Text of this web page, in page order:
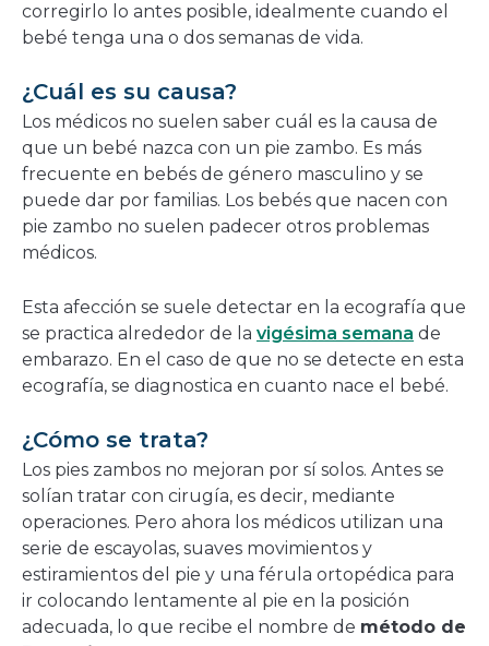
corregirlo lo antes posible, idealmente cuando el
bebé tenga una o dos semanas de vida.
¿Cuál es su causa?
Los médicos no suelen saber cuál es la causa de
que un bebé nazca con un pie zambo. Es más
frecuente en bebés de género masculino y se
puede dar por familias. Los bebés que nacen con
pie zambo no suelen padecer otros problemas
médicos.
Esta afección se suele detectar en la ecografía que
se practica alrededor de la vigésima semana de
embarazo. En el caso de que no se detecte en esta
ecografía, se diagnostica en cuanto nace el bebé.
¿Cómo se trata?
Los pies zambos no mejoran por sí solos. Antes se
solían tratar con cirugía, es decir, mediante
operaciones. Pero ahora los médicos utilizan una
serie de escayolas, suaves movimientos y
estiramientos del pie y una férula ortopédica para
ir colocando lentamente al pie en la posición
adecuada, lo que recibe el nombre de método de